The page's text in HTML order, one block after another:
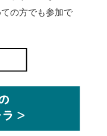
の方でも参加で